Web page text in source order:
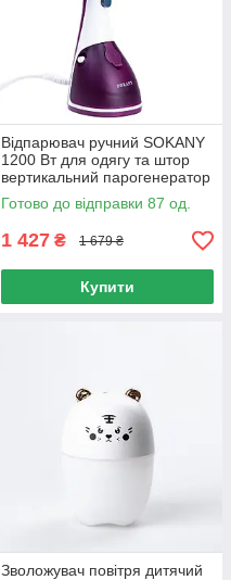
Відпарювач ручний SOKANY
1200 Вт для одягу та штор
вертикальний парогенератор
зі знімним резервуаром
Готово до відправки 87 од.
1 427 ₴ 1 679 ₴
Купити
Зволожувач повітря дитячий